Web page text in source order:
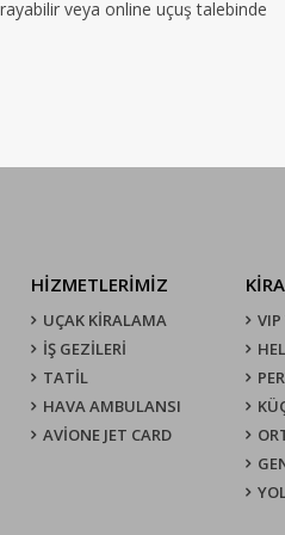
veya online uçuş talebinde
HİZMETLERİMİZ
UÇAK KIRALAMA
İŞ GEZİLERİ
TATİL
HAVA AMBULANSI
AVİONE JET CARD
VIP